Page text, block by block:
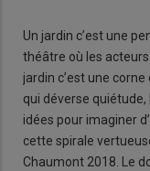
Un jardin c’est une
théâtre où les acteurs
jardin c’est une
qui déverse
idées pour imaginer
cette spirale
Chaumont 2018. Le